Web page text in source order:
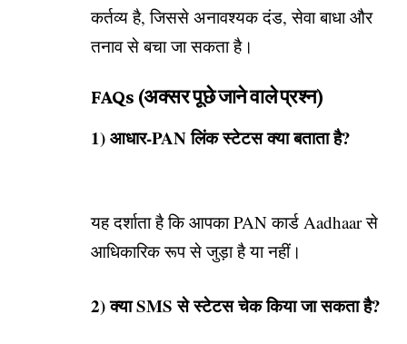
कर्तव्य है, जिससे अनावश्यक दंड, सेवा बाधा और
तनाव से बचा जा सकता है।
FAQs (अक्सर पूछे जाने वाले प्रश्न)
1) आधार-PAN लिंक स्टेटस क्या बताता है?
यह दर्शाता है कि आपका PAN कार्ड Aadhaar से
आधिकारिक रूप से जुड़ा है या नहीं।
2) क्या SMS से स्टेटस चेक किया जा सकता है?